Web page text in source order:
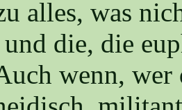
alles, was
die, die
wenn,